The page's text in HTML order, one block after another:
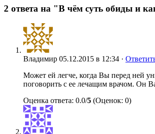
2 ответа на "В чём суть обиды и
Владимир 05.12.2015 в 12:34 ·
Может ей легче, когда Вы перед ней
поговорить с ее лечащим врачом. Он
Оценка ответа: 0.0/5 (Оценок: 0)